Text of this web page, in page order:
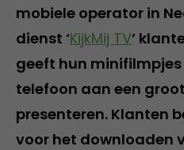
mobiele operator in
dienst ‘KijkMij TV’
geeft hun
telefoon aan een
presenteren. Klanten
voor het downloaden